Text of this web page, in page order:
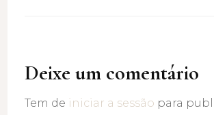
Deixe um comentário
Tem de iniciar a sessão para